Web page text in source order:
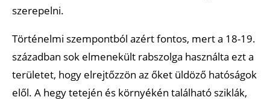
szerepelni.
Történelmi szempontból azért fontos, mert a 18-19.
században sok elmenekült rabszolga használta ezt a
területet, hogy elrejtőzzön az őket üldöző hatóságok
elől. A hegy tetején és környékén található sziklák,